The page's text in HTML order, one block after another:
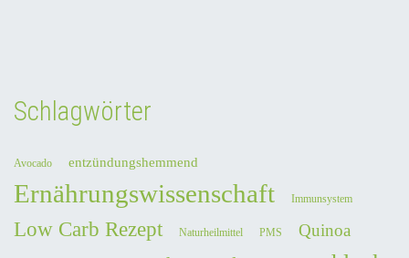
Schlagwörter
Avocado entzündungshemmend
Ernährungswissenschaft Immunsystem
Low Carb Rezept Naturheilmittel PMS
Quinoa